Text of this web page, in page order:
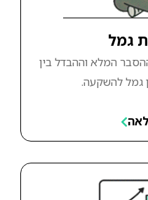
גמל
המלא וההבדל בין
גמל להשקעה.